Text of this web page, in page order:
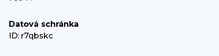
Datová schránka
ID: r7qbskc